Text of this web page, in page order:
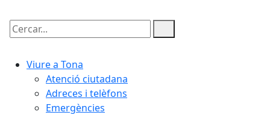
Cercar:
Viure a Tona
Atenció ciutadana
Adreces i telèfons
Emergències